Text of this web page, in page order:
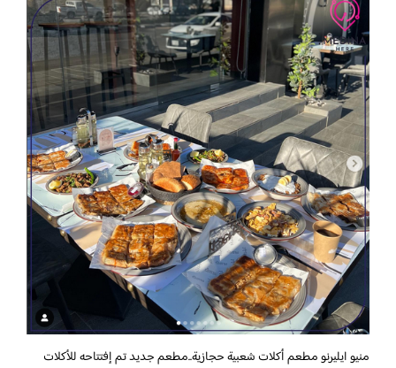
منيو ايليرنو مطعم أكلات شعبية حجازية..مطعم جديد تم إفتتاحه للأكلات